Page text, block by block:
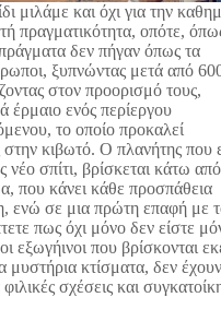
μιλάμε και όχι για την
πραγματικότητα, οπότε,
δεν πήγαν όπως τα
ξυπνώντας μετά από
στον προορισμό τους,
έρμαιο ενός περίεργου
το οποίο προκαλεί
στην κιβωτό. Ο πλανήτης που
σπίτι, βρίσκεται κάτω
που κάνει κάθε προσπάθεια
ενώ σε μια πρώτη επαφή με
πως όχι μόνο δεν είστε
εξωγήινοι που βρίσκονται
μυστήρια κτίσματα, δεν έχουν
σχέσεις και